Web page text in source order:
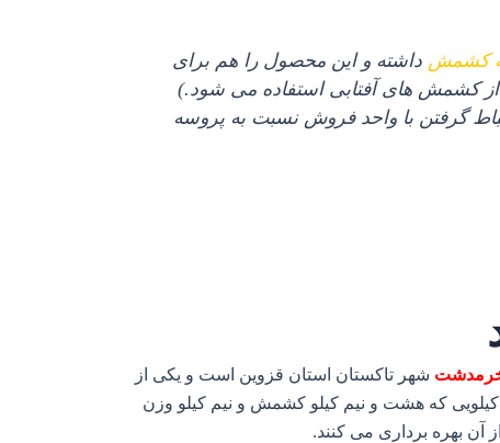
کشمش داشته و این محصول را هم برای
کشمش های آفتابی استفاده می شود.)
گرفتن با واحد فروش نسبت به پروسه
شهر تاکستان استان قزوین است و یکی از
پلویی آفتابی می‌ باشد که همان آفتابی بوجاری شده که در قالب بسته‌ بندی کارتونی ۹ کیلویی که هشت و نیم کیلو کشمش و نیم کیلو وزن
آن بهره‌ برداری می‌ کنند.